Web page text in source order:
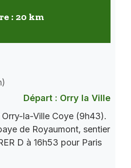
: 20 km
Départ : Orry la Ville
la-Ville Coye (9h43).
de Royaumont, sentier
D à 16h53 pour Paris